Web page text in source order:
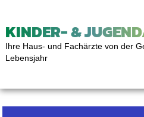
KINDER- &
Ihre Haus- und Fachärzte von der
Lebensjahr